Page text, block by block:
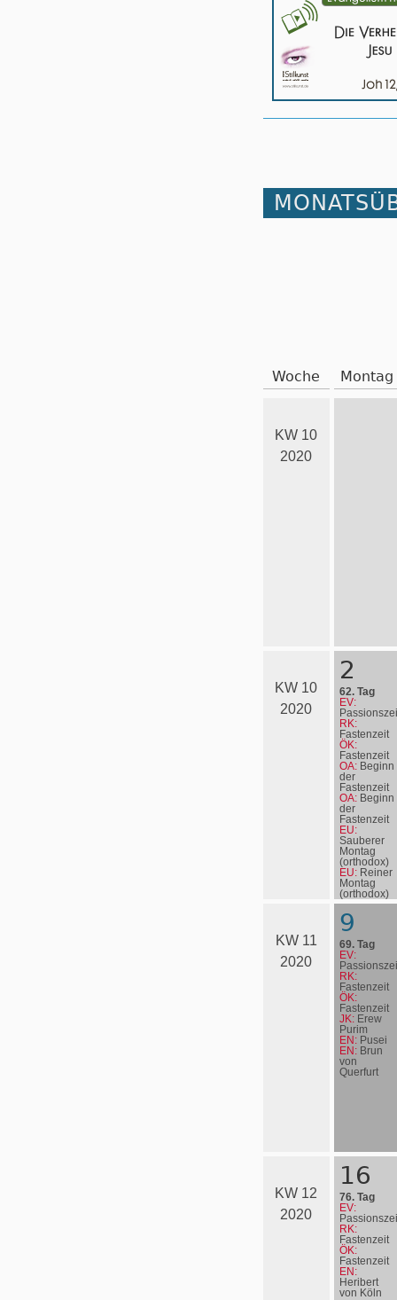
Woche Montag
KW 10
2020
KW 10
2020
2
62. Tag
EV:
RK:
Fastenzeit
ÖK:
Fastenzeit
OA: Beginn
der
Fastenzeit
OA: Beginn
der
Fastenzeit
EU:
Sauberer
Montag
(orthodox)
EU: Reiner
Montag
(orthodox)
EN:John
Wesley
KW 11
2020
9
69. Tag
EV:
RK:
Fastenzeit
ÖK:
Fastenzeit
JK: Erew
Purim
EN: Pusei
EN: Brun
von
Querfurt
KW 12
2020
16
76. Tag
EV:
RK:
Fastenzeit
ÖK:
Fastenzeit
EN:
Heribert
von Köln